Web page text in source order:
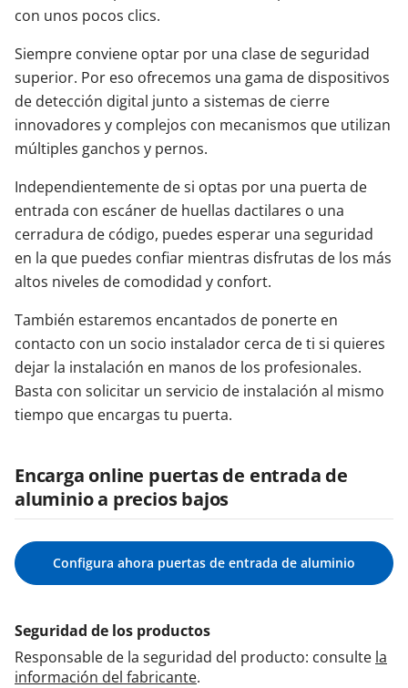
con unos pocos clics.
Siempre conviene optar por una clase de seguridad
superior. Por eso ofrecemos una gama de dispositivos
de detección digital junto a sistemas de cierre
innovadores y complejos con mecanismos que utilizan
múltiples ganchos y pernos.
Independientemente de si optas por una puerta de
entrada con escáner de huellas dactilares o una
cerradura de código, puedes esperar una seguridad
en la que puedes confiar mientras disfrutas de los más
altos niveles de comodidad y confort.
También estaremos encantados de ponerte en
contacto con un socio instalador cerca de ti si quieres
dejar la instalación en manos de los profesionales.
Basta con solicitar un servicio de instalación al mismo
tiempo que encargas tu puerta.
Encarga online puertas de entrada de
aluminio a precios bajos
Configura ahora puertas de entrada de aluminio
Seguridad de los productos
Responsable de la seguridad del producto: consulte la
información del fabricante.